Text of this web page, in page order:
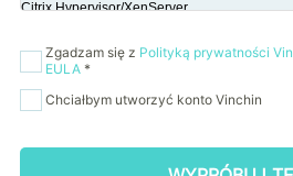
Zgadzam się z Polityką prywatności
EULA *
Chciałbym utworzyć konto Vinchin